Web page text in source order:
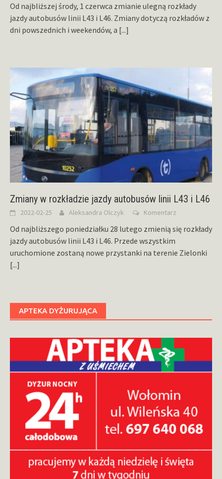
Od najbliższej środy, 1 czerwca zmianie ulegną rozkłady
jazdy autobusów linii L43 i L46. Zmiany dotyczą rozkładów z
dni powszednich i weekendów, a [...]
Zmiany w rozkładzie jazdy autobusów linii L43 i L46
2022-02-25 Aleksandra Olczyk Komentarz
Od najbliższego poniedziałku 28 lutego zmienią się rozkłady
jazdy autobusów linii L43 i L46. Przede wszystkim
uruchomione zostaną nowe przystanki na terenie Zielonki
[...]
APTEKA DYŻURUJĄCA